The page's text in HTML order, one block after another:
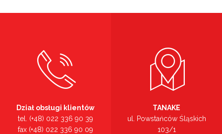
Dział obsługi klientów
tel. (+48) 022 336 90 39
fax (+48) 022 336 90 09
TANAKE
ul. Powstańców Śląskich
103/1